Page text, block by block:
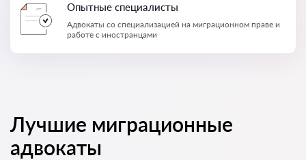
Опытные специалисты
Адвокаты со специализацией на миграционном праве и
работе с иностранцами
Лучшие миграционные
адвокаты